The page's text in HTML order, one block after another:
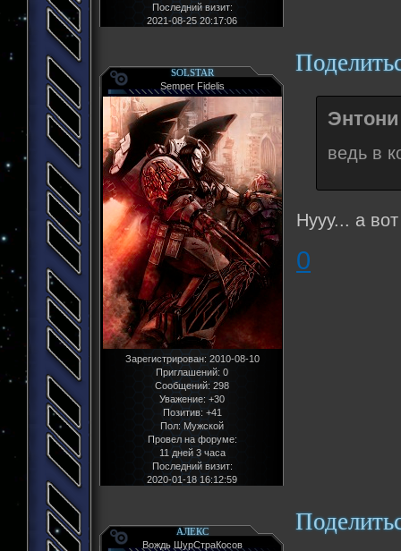
Последний визит:
2021-08-25 20:17:06
SOLSTAR
Semper Fidelis
Зарегистрирован: 2010-08-10
Приглашений: 0
Сообщений: 298
Уважение: +30
Позитив: +41
Пол: Мужской
Провел на форуме:
11 дней 3 часа
Последний визит:
2020-01-18 16:12:59
ведь в
Нууу... а
0
АЛЕКС
Вождь ШурСтраКосов